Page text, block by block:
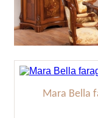
Mara Bella